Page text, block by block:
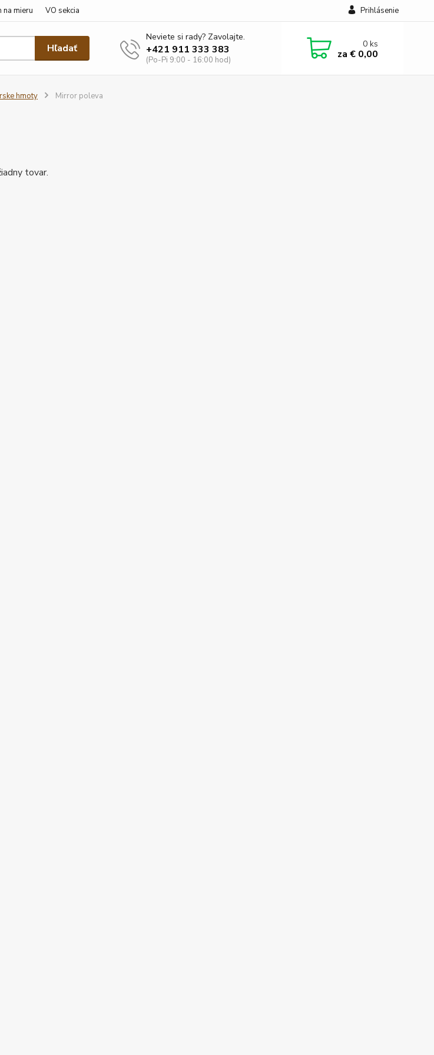
na mieru VO sekcia Prihlásenie
Hľadať
Neviete si rady? Zavolajte.
+421 911 333 383
(Po-Pi 9:00 - 16:00 hod)
0ks
za € 0,00
hmoty Mirror poleva
tovar.